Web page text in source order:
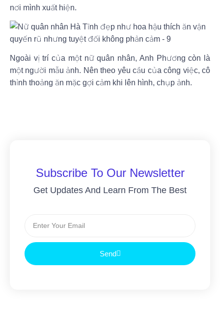
nơi mình xuất hiện.
Ngoài vị trí của một nữ quân nhân, Anh Phương còn là
một người mẫu ảnh. Nên theo yêu cầu của công việc, cô
thỉnh thoảng ăn mặc gợi cảm khi lên hình, chụp ảnh.
Subscribe To Our Newsletter
Get Updates And Learn From The Best
Send